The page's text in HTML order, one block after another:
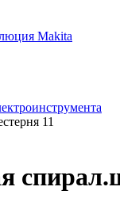
Makita
11